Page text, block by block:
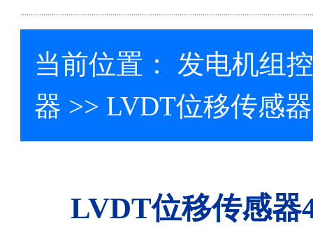
当前位置： 发电机组
器 >> LVDT位移传感
LVDT位移传感器